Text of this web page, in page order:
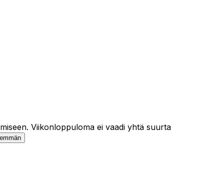
Viikonloppuloma ei vaadi yhtä suurta